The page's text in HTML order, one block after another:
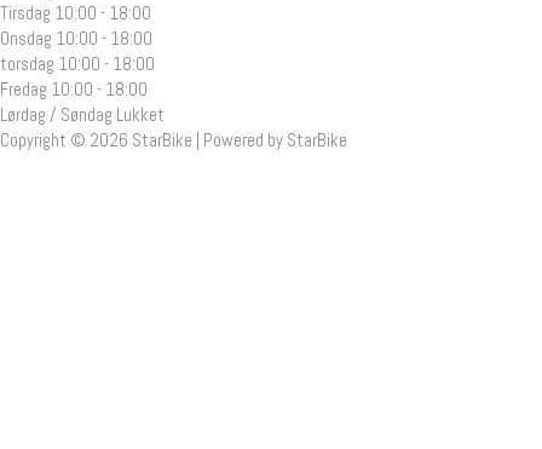
Tirsdag 10:00 - 18:00
Onsdag 10:00 - 18:00
torsdag 10:00 - 18:00
Fredag 10:00 - 18:00
Lørdag / Søndag Lukket
Copyright © 2026 StarBike | Powered by StarBike